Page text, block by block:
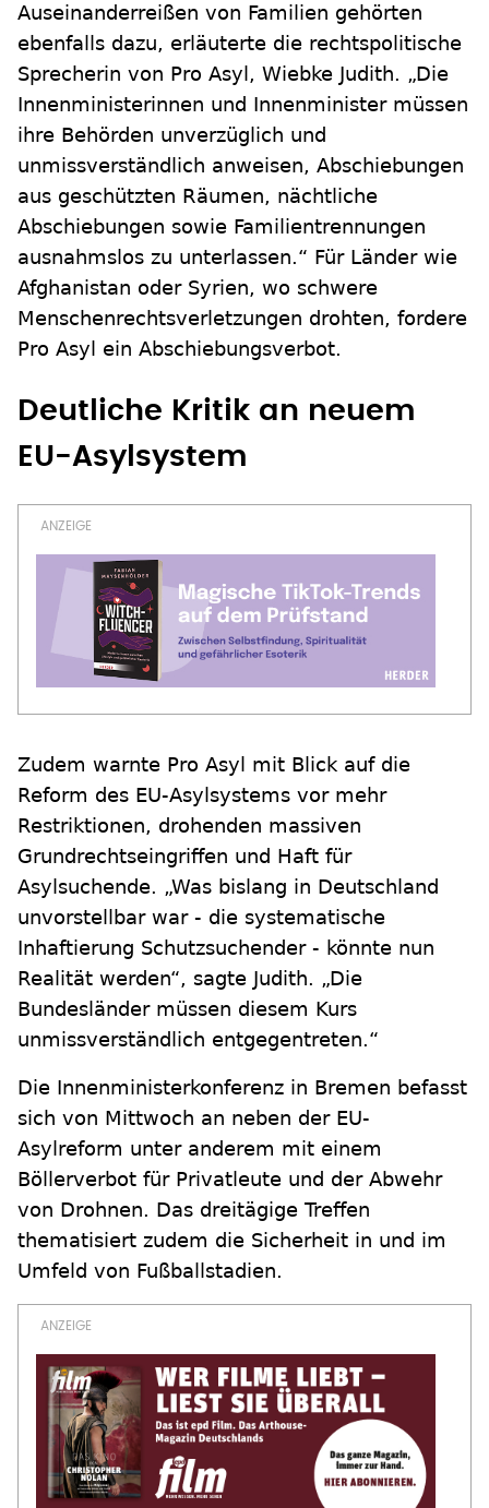
Auseinanderreißen von Familien gehörten
ebenfalls dazu, erläuterte die rechtspolitische
Sprecherin von Pro Asyl, Wiebke Judith. „Die
Innenministerinnen und Innenminister müssen
ihre Behörden unverzüglich und
unmissverständlich anweisen, Abschiebungen
aus geschützten Räumen, nächtliche
Abschiebungen sowie Familientrennungen
ausnahmslos zu unterlassen.“ Für Länder wie
Afghanistan oder Syrien, wo schwere
Menschenrechtsverletzungen drohten, fordere
Pro Asyl ein Abschiebungsverbot.
Deutliche Kritik an neuem
EU-Asylsystem
Zudem warnte Pro Asyl mit Blick auf die
Reform des EU-Asylsystems vor mehr
Restriktionen, drohenden massiven
Grundrechtseingriffen und Haft für
Asylsuchende. „Was bislang in Deutschland
unvorstellbar war - die systematische
Inhaftierung Schutzsuchender - könnte nun
Realität werden“, sagte Judith. „Die
Bundesländer müssen diesem Kurs
unmissverständlich entgegentreten.“
Die Innenministerkonferenz in Bremen befasst
sich von Mittwoch an neben der EU-
Asylreform unter anderem mit einem
Böllerverbot für Privatleute und der Abwehr
von Drohnen. Das dreitägige Treffen
thematisiert zudem die Sicherheit in und im
Umfeld von Fußballstadien.